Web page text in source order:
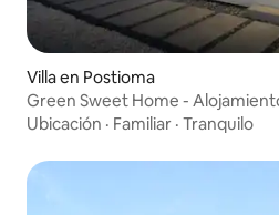
Villa en Postioma
Green Sweet Home -
Ubicación · Familiar · Tranquilo